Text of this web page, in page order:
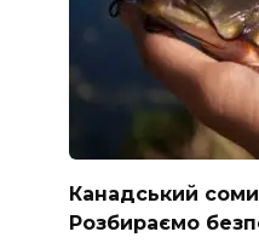
Канадський
Розбираємо